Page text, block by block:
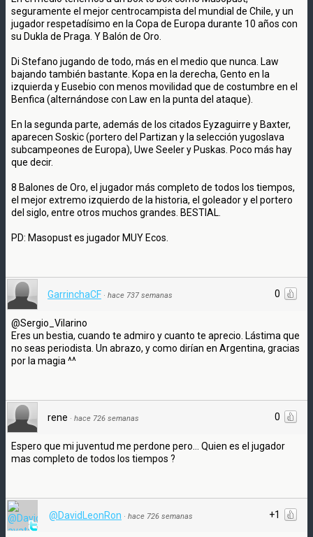
seguramente el mejor centrocampista del mundial de Chile, y un
jugador respetadísimo en la Copa de Europa durante 10 años con
su Dukla de Praga. Y Balón de Oro.
Di Stefano jugando de todo, más en el medio que nunca. Law
bajando también bastante. Kopa en la derecha, Gento en la
izquierda y Eusebio con menos movilidad que de costumbre en el
Benfica (alternándose con Law en la punta del ataque).
En la segunda parte, además de los citados Eyzaguirre y Baxter,
aparecen Soskic (portero del Partizan y la selección yugoslava
subcampeones de Europa), Uwe Seeler y Puskas. Poco más hay
que decir.
8 Balones de Oro, el jugador más completo de todos los tiempos,
el mejor extremo izquierdo de la historia, el goleador y el portero
del siglo, entre otros muchos grandes. BESTIAL.
PD: Masopust es jugador MUY Ecos.
0
GarrinchaCF · hace 737 semanas
@Sergio_Vilarino
Eres un bestia, cuando te admiro y cuanto te aprecio. Lástima que
no seas periodista. Un abrazo, y como dirían en Argentina, gracias
por la magia ^^
0
rene · hace 726 semanas
Espero que mi juventud me perdone pero... Quien es el jugador
mas completo de todos los tiempos ?
+1
@DavidLeonRon · hace 726 semanas